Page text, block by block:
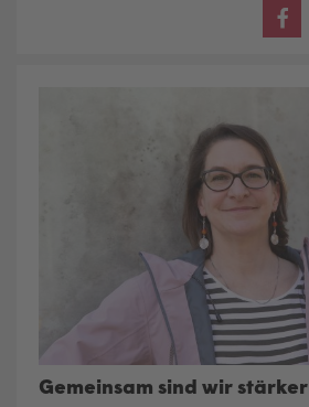
Gemeinsam sind wir stärker